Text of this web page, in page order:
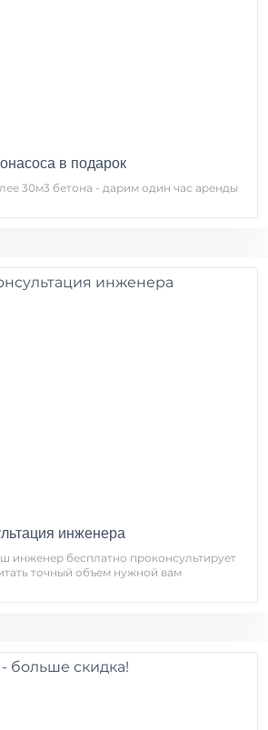
в подарок
30м3 бетона - дарим один час аренды
инженера
инженер бесплатно проконсультирует
точный объем нужной вам